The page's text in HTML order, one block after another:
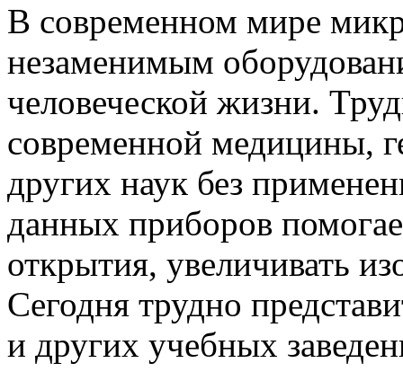
В современном мире
незаменимым
человеческой жизни.
современной медицины,
других наук без
данных приборов
открытия, увеличивать
Сегодня трудно
и других учебных